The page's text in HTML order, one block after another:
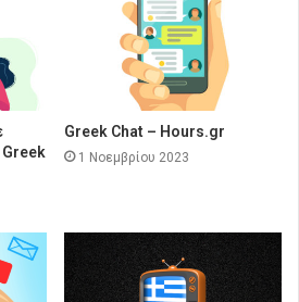
Greek Chat – Hours.gr
1 Νοεμβρίου 2023